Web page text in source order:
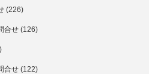
(226)
合せ (126)
合せ (122)